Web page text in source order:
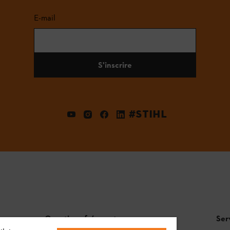
E-mail
S'inscrire
#STIHL
Questions fréquentes